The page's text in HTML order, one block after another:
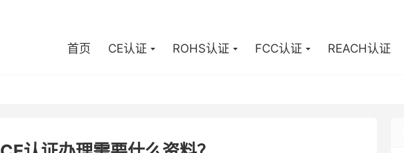
首页 CE认证 ROHS认证 FCC认证 REACH认证